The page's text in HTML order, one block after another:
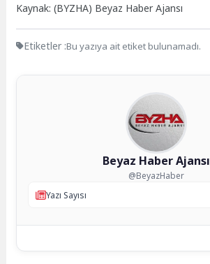
Kaynak: (BYZHA) Beyaz Haber Ajansı
Etiketler :Bu yazıya ait etiket bulunamadı.
Beyaz Haber Ajansı
@BeyazHaber
Yazı Sayısı